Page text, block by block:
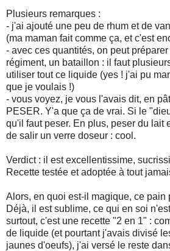
Plusieurs remarques :
- j'ai ajouté une peu de rhum et de
(ma maman fait comme ça, et c'est
- avec ces quantités, on peut
régiment, un bataillon : il faut
utiliser tout ce liquide (yes ! j'ai pu
que je voulais !)
- vous voyez, je vous l'avais dit, en
PESER. Y'a que ça de vrai. Si le
qu'il faut peser. En plus, peser du lait
de salir un verre doseur : cool.
Verdict : il est excellentissime,
Recette testée et adoptée à tout
Alors, en quoi est-il magique, ce pain
Déjà, il est sublime, ce qui en soi
surtout, c'est une recette "2 en 1" :
de liquide (et pourtant j'avais divisé
jaunes d'oeufs), j'ai versé le reste